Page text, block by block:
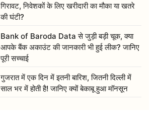
गिरावट, निवेशकों के लिए खरीदारी का मौका या खतरे
की घंटी?
Bank of Baroda Data से जुड़ी बड़ी चूक, क्या
आपके बैंक अकाउंट की जानकारी भी हुई लीक? जानिए
पूरी सच्चाई
गुजरात में एक दिन में इतनी बारिश, जितनी दिल्ली में
साल भर में होती है! जानिए क्यों बेकाबू हुआ मॉनसून